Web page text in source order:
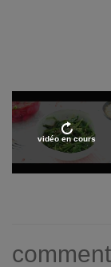
vidéo en cours